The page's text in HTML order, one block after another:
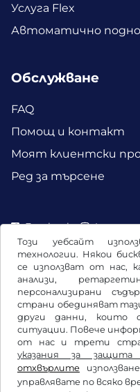
Този уебсайт
технологии. Някои
се използват от нас,
анализи,
персонализирани
страни обединяват
други данни, които
ситуации. Повече
от нас и трети
указания за
отхвърлите
управлявате по всяко
Услуга Flex
Автоматично
Обслужване
FAQ
Помощ и контакт
Моят клиентски
Ред за търсене
Facebook
Общи условия / право